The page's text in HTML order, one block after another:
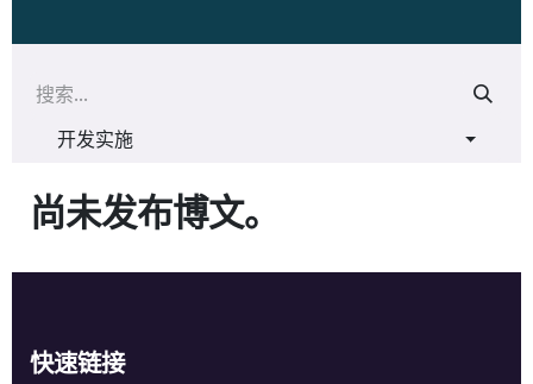
开发实施
尚未发布博文。
快速链接